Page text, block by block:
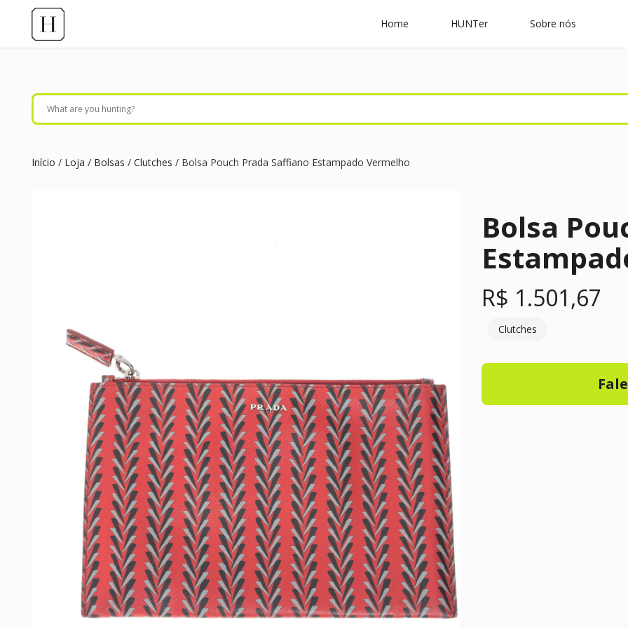
Home HUNTer Sobre nós
Início / Loja / Bolsas / Clutches / Bolsa Pouch Prada Saffiano Estampado Vermelho
Bolsa
R$ 1.501,67
Clutches